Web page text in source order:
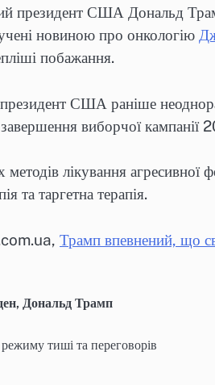
президент США Дональд
новиною про онкологію
побажання.
США раніше
завершення виборчої кампанії
лікування агресивної
та таргетна терапія.
Трамп впевнений, що
, Дональд Трамп
тиші та переговорів